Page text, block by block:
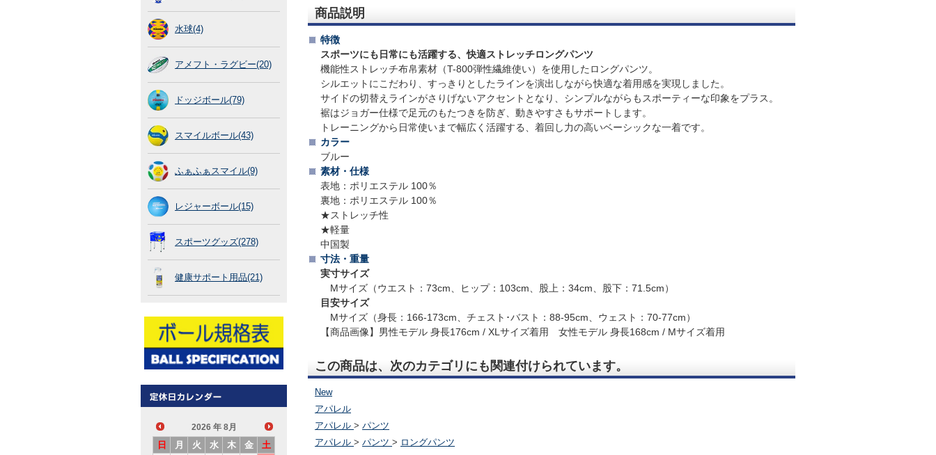
水球(4)
アメフト・ラグビー(20)
ドッジボール(79)
スマイルボール(43)
ふぁふぁスマイル(9)
レジャーボール(15)
スポーツグッズ(278)
健康サポート用品(21)
2026 年 8月
日 月 火 水 木 金
土
商品説明
特徴
スポーツにも日常にも活躍する、快適ストレッチロングパンツ
機能性ストレッチ布帛素材（T-800弾性繊維使い）を使用したロングパンツ。
シルエットにこだわり、すっきりとしたラインを演出しながら快適な着用感を実現しました。
サイドの切替えラインがさりげないアクセントとなり、シンプルながらもスポーティーな印象をプラス。
裾はジョガー仕様で足元のもたつきを防ぎ、動きやすさもサポートします。
トレーニングから日常使いまで幅広く活躍する、着回し力の高いベーシックな一着です。
カラー
ブルー
素材・仕様
表地：ポリエステル 100％
裏地：ポリエステル 100％
★ストレッチ性
★軽量
中国製
寸法・重量
実寸サイズ
Mサイズ（ウエスト：73cm、ヒップ：103cm、股上：34cm、股下：71.5cm）
目安サイズ
Mサイズ（身長：166-173cm、チェスト･バスト：88-95cm、ウェスト：70-77cm）
【商品画像】男性モデル 身長176cm / XLサイズ着用 女性モデル 身長168cm / Mサイズ着用
この商品は、次のカテゴリにも関連付けられています。
New
アパレル
アパレル > パンツ
アパレル > パンツ > ロングパンツ